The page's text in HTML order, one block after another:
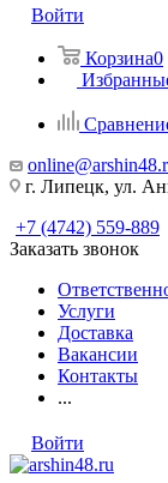
Войти
Корзина0
г. Липецк, ул.
+7 (4742) 559-889
Заказать звонок
Услуги
Доставка
Вакансии
Контакты
...
Войти